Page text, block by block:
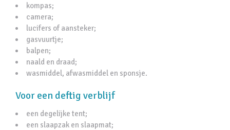
kompas;
camera;
lucifers of aansteker;
gasvuurtje;
balpen;
naald en draad;
wasmiddel, afwasmiddel en sponsje.
Voor een deftig verblijf
een degelijke tent;
een slaapzak en slaapmat;